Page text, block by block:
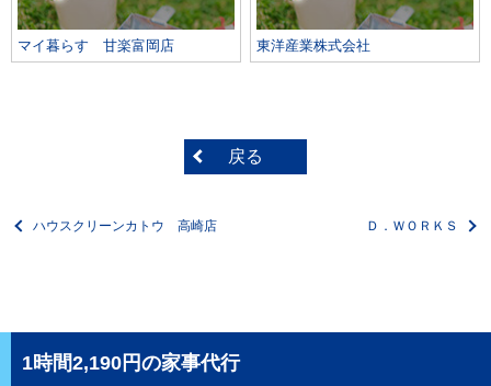
マイ暮らす 甘楽富岡店 東洋産業株式会社
戻る
ハウスクリーンカトウ 高崎店 Ｄ．ＷＯＲＫＳ
1時間2,190円の家事代行